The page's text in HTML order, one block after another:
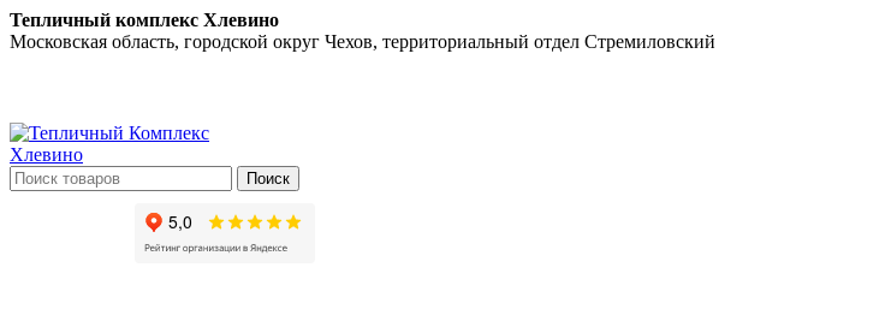
Тепличный комплекс Хлевино
Московская область, городской округ Чехов, территориальный отдел Стремиловский
Поиск